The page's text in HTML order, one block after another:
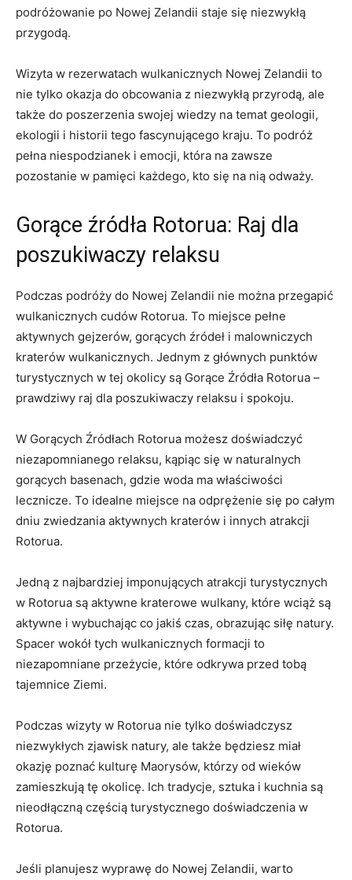
podróżowanie po ‍Nowej Zelandii‍ staje się niezwykłą
przygodą.
Wizyta w rezerwatach⁣ wulkanicznych Nowej Zelandii to
nie tylko okazja‍ do obcowania z ⁣niezwykłą przyrodą, ale
także do poszerzenia swojej⁢ wiedzy na ⁤temat ⁤geologii,
ekologii i historii tego ⁤fascynującego kraju. To podróż
pełna niespodzianek i emocji, która na zawsze
pozostanie w pamięci każdego, kto się na nią odważy.
Gorące źródła Rotorua: ⁤Raj dla
⁤poszukiwaczy relaksu
Podczas podróży do Nowej Zelandii ⁢nie można⁣ przegapić
wulkanicznych cudów Rotorua. To miejsce ‍pełne
aktywnych gejzerów, gorących źródeł ⁤i malowniczych
kraterów wulkanicznych. Jednym ‍z głównych‍ punktów
turystycznych w ​tej okolicy są Gorące‍ Źródła Rotorua –
prawdziwy raj​ dla poszukiwaczy relaksu ⁤i spokoju.
W Gorących⁣ Źródłach Rotorua możesz doświadczyć
niezapomnianego relaksu, ⁢kąpiąc ‍się w naturalnych
gorących ​basenach, gdzie woda ma‌ właściwości
lecznicze. To idealne miejsce na odprężenie się po całym
‍dniu zwiedzania aktywnych​ kraterów ⁢i innych ⁤atrakcji
Rotorua.
Jedną z najbardziej imponujących atrakcji​ turystycznych
w ​Rotorua są aktywne kraterowe wulkany, które wciąż są
aktywne‌ i wybuchając co‌ jakiś ‍czas, obrazując siłę‌ natury.
Spacer wokół tych‍ wulkanicznych formacji to
niezapomniane⁢ przeżycie, które odkrywa przed tobą
tajemnice‌ Ziemi.
Podczas wizyty w Rotorua nie tylko doświadczysz
niezwykłych zjawisk natury, ale ⁣także będziesz miał
okazję ⁣poznać kulturę Maorysów, którzy⁤ od wieków
‌zamieszkują tę okolicę. ‍Ich tradycje, sztuka⁣ i kuchnia są
nieodłączną częścią turystycznego doświadczenia w
Rotorua.
Jeśli planujesz ⁤wyprawę do‍ Nowej ⁣Zelandii, warto